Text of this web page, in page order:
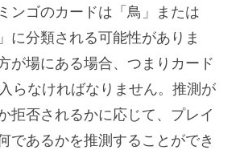
ンゴのカードは「鳥」または
に分類される可能性がありま
が場にある場合、つまりカード
らなければなりません。推測が
拒否されるかに応じて、プレイ
であるかを推測することができ